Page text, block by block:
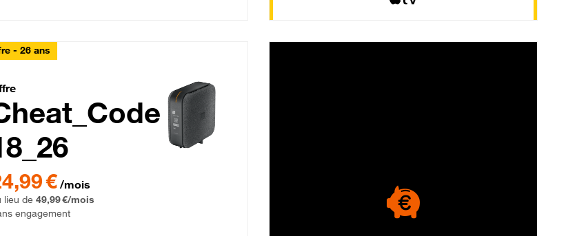
- 26 ans
Fibre_18_26
€/mois
lieu de 49,99 €/mois
engagement